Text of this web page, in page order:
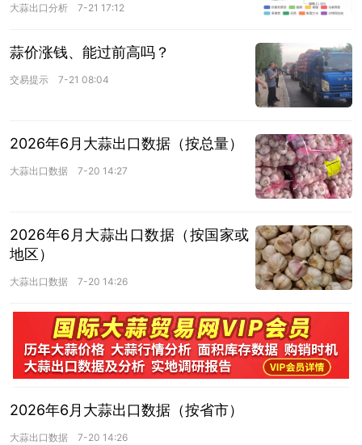
大蒜出口分析 7-21 17:12
蒜价涨钱、能过前高吗？
交易提示 7-21 08:04
2026年6月大蒜出口数据（按总量）
大蒜出口数据 7-20 14:27
2026年6月大蒜出口数据（按国家或
地区）
大蒜出口数据 7-20 14:26
2026年6月大蒜出口数据（按省市）
大蒜出口数据 7-20 14:26